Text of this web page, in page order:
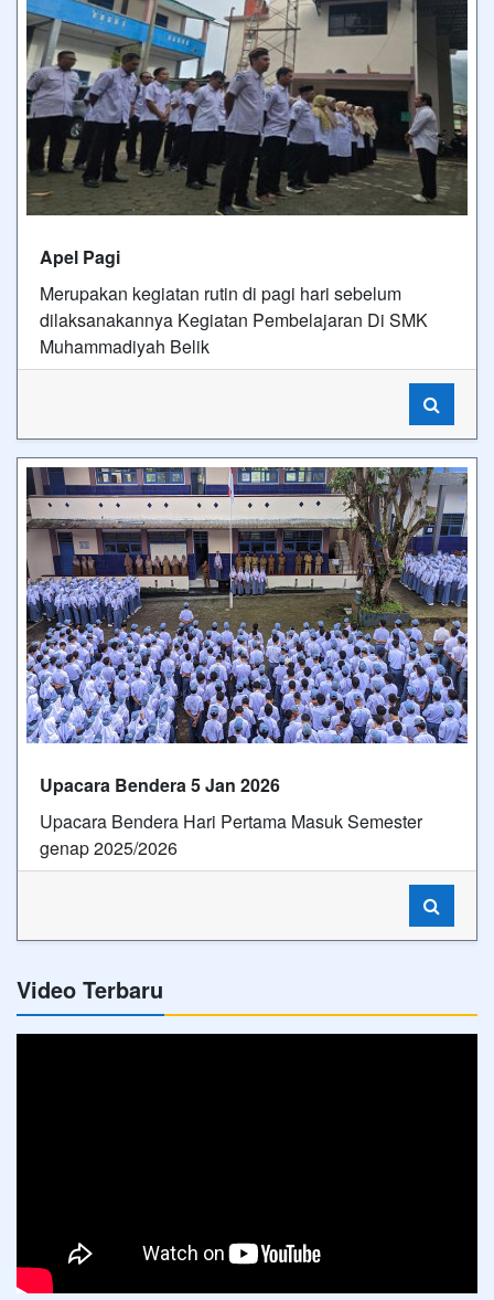
Apel Pagi
Merupakan kegiatan rutin di pagi hari sebelum
dilaksanakannya Kegiatan Pembelajaran Di SMK
Muhammadiyah Belik
Upacara Bendera 5 Jan 2026
Upacara Bendera Hari Pertama Masuk Semester
genap 2025/2026
Video Terbaru